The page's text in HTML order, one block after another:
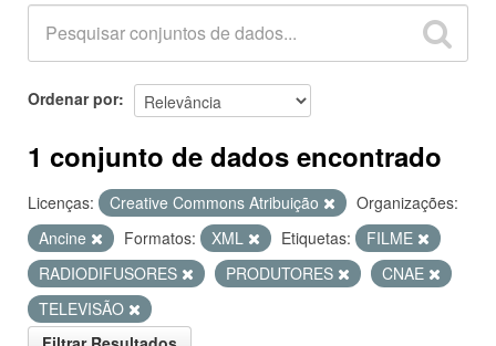
GRUPOS
SOBRE
Ordenar por
1 conjunto de dados encontrado
Licenças: Creative Commons Atribuição
Organizações:
Ancine
Formatos: XML Etiquetas:
FILME
RADIODIFUSORES
PRODUTORES
CNAE
TELEVISÃO